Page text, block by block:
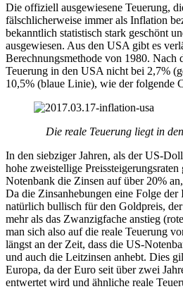
Die offiziell ausgewiesene Teuerung,
fälschlicherweise immer als Inflation
bekanntlich statistisch stark geschönt
ausgewiesen. Aus den USA gibt es
Berechnungsmethode von 1980. Nach
Teuerung in den USA nicht bei 2,7%
10,5% (blaue Linie), wie der folgende
Die reale Teuerung liegt in
In den siebziger Jahren, als der US-
hohe zweistellige
Notenbank die Zinsen auf über 20%
Da die Zinsanhebungen eine Folge
natürlich bullisch für den Goldpreis,
mehr als das Zwanzigfache anstieg
man sich also auf die reale Teuerung
längst an der Zeit, dass die US-
und auch die Leitzinsen anhebt. Dies
Europa, da der Euro seit über zwei
entwertet wird und ähnliche reale